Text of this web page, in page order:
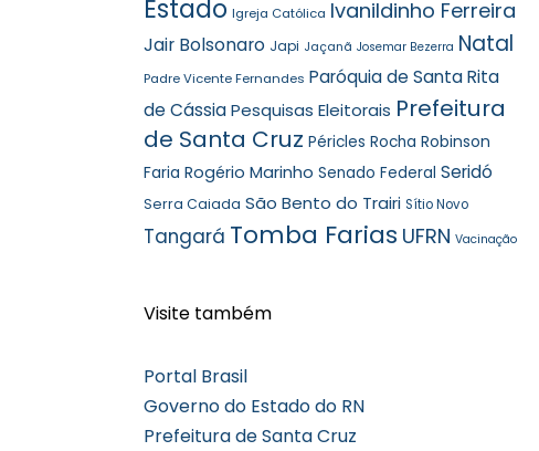
Estado Igreja Católica Ivanildinho Ferreira
Jair Bolsonaro Japi Jaçanã Josemar Bezerra Natal
Padre Vicente Fernandes Paróquia de Santa Rita
de Cássia Pesquisas Eleitorais Prefeitura
de Santa Cruz Péricles Rocha Robinson
Faria Rogério Marinho Senado Federal Seridó
Serra Caiada São Bento do Trairi Sítio Novo
Tangará Tomba Farias UFRN Vacinação
Visite também
Portal Brasil
Governo do Estado do RN
Prefeitura de Santa Cruz